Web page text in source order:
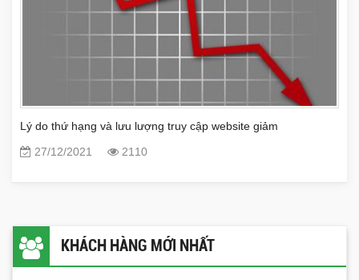
Lý do thứ hạng và lưu lượng truy cập website giảm
27/12/2021
2110
KHÁCH HÀNG MỚI NHẤT